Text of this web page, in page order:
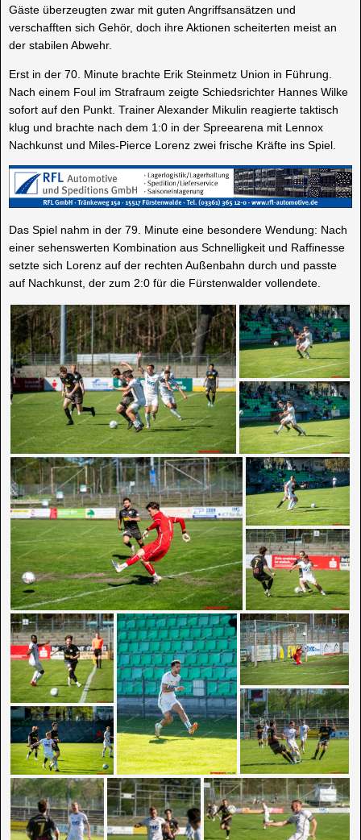
Gäste überzeugten zwar mit guten Angriffsansätzen und
verschafften sich Gehör, doch ihre Aktionen scheiterten meist an
der stabilen Abwehr.
Erst in der 70. Minute brachte Erik Steinmetz Union in Führung.
Nach einem Foul im Strafraum zeigte Schiedsrichter Hannes Wilke
sofort auf den Punkt. Trainer Alexander Mikulin reagierte taktisch
klug und brachte nach dem 1:0 in der Spreearena mit Lennox
Nachkunst und Miles-Pierce Lorenz zwei frische Kräfte ins Spiel.
Das Spiel nahm in der 79. Minute eine besondere Wendung: Nach
einer sehenswerten Kombination aus Schnelligkeit und Raffinesse
setzte sich Lorenz auf der rechten Außenbahn durch und passte
auf Nachkunst, der zum 2:0 für die Fürstenwalder vollendete.